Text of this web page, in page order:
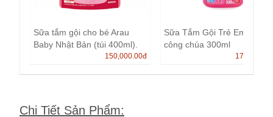
Sữa tắm gội cho bé Arau
Baby Nhật Bản (túi 400ml).
150,000.00đ
Sữa Tắm Gội Trẻ Em
công chúa 300ml
175,000.00
Chi Tiết Sản Phẩm: